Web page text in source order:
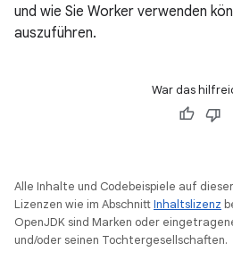
und wie Sie Worker verwenden
auszuführen.
War das
Alle Inhalte und Codebeispiele auf
Lizenzen wie im AbschnittInhaltslizenz
OpenJDK sind Marken oder
und/oder seinen Tochtergesellschaften.